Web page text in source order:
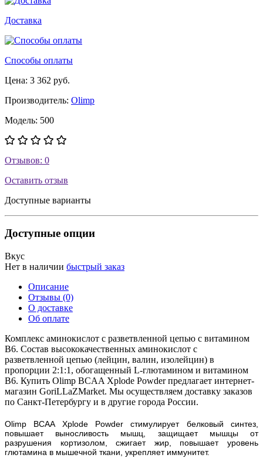
Доставка
Способы оплаты
Цена: 3 362 руб.
Производитель: Olimp
Модель: 500
Отзывов: 0
Оставить отзыв
Доступные варианты
Доступные опции
Вкус
Нет в наличии быстрый заказ
Описание
Отзывы (0)
О доставке
Об оплате
Комплекс аминокислот с разветвленной цепью с витамином
В6. Состав высококачественных аминокислот с
разветвленной цепью (лейцин, валин, изолейцин) в
пропорции 2:1:1, обогащенный L-глютамином и витамином
В6. Купить Olimp BCAA Xplode Powder предлагает интернет-
магазин GoriLLaZMarket. Мы осуществляем доставку заказов
по Санкт-Петербургу и в другие города России.
Olimp BCAA Xplode Powder стимулирует белковый синтез,
повышает выносливость мышц, защищает мышцы от
разрушения кортизолом, сжигает жир, повышает уровень
глютамина в мышечной ткани, укрепляет иммунитет.